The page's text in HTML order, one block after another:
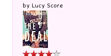
by Lucy Score